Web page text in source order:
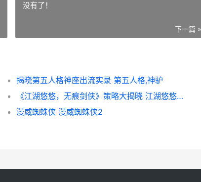
没有了！
下一篇 »
揭晓第五人格神座出流实录 第五人格,神驴
《江湖悠悠，无痕剑侠》策略大揭晓 江湖悠悠是什么游戏
漫威蜘蛛侠 漫威蜘蛛侠2